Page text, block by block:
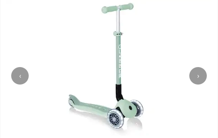
‹ ›